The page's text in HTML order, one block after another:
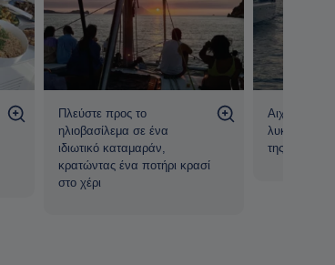
Πλεύστε προς το
ηλιοβασίλεμα σε ένα
ιδιωτικό καταμαράν,
κρατώντας ένα ποτήρι κρασί
στο χέρι
λυκόφωτος
της θάλασσας